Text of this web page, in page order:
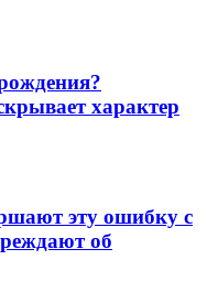
характер
эту ошибку с
об